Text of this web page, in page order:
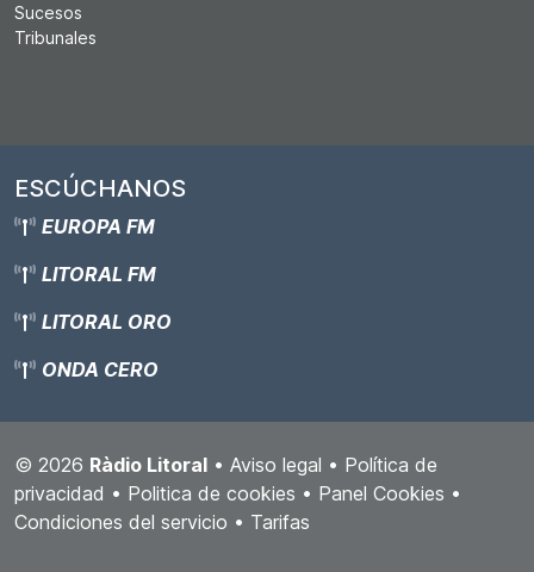
Sucesos
Tribunales
ESCÚCHANOS
EUROPA FM
LITORAL FM
LITORAL ORO
ONDA CERO
© 2026 Ràdio Litoral • Aviso legal • Política de
privacidad • Politica de cookies • Panel Cookies •
Condiciones del servicio • Tarifas